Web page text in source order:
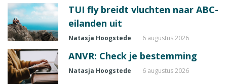
TUI fly breidt vluchten naar ABC-
eilanden uit
Natasja Hoogstede 6 augustus 2026
ANVR: Check je bestemming
Natasja Hoogstede 6 augustus 2026